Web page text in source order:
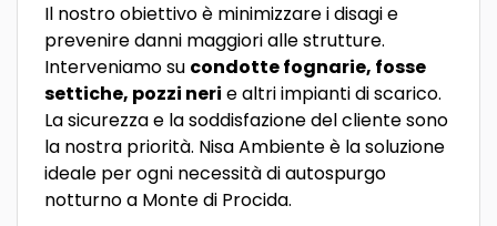
Il nostro obiettivo è minimizzare i disagi e
prevenire danni maggiori alle strutture.
Interveniamo su condotte fognarie, fosse
settiche, pozzi neri e altri impianti di scarico.
La sicurezza e la soddisfazione del cliente sono
la nostra priorità. Nisa Ambiente è la soluzione
ideale per ogni necessità di autospurgo
notturno a Monte di Procida.